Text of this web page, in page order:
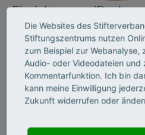
Einrichtungen/
unterschiedliche
die nach
organisiert sind. So
Learning-
der Verwaltung, die
achtet, während die
Die Websites des
Stiftungszentrums nutzen
zum Beispiel zur Webanalyse,
Audio- oder Videodateien und
Kommentarfunktion. Ich bin
kann meine Einwilligung
Zukunft widerrufen oder